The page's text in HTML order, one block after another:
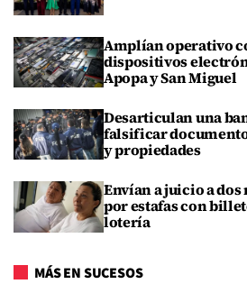
Amplían operativo
dispositivos
Apopa y San Miguel
Desarticulan una
falsificar
y propiedades
Envían a juicio a
por estafas con
lotería
MÁS EN SUCESOS